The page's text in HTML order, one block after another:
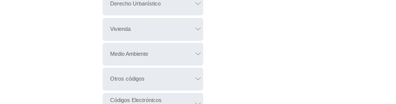
Derecho Urbanístico
Vivienda
Medio Ambiente
Otros códigos
Códigos Electrónicos